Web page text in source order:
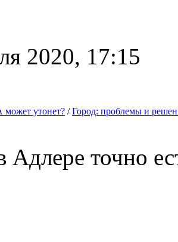
2020, 17:15
утонет? /Город: проблемы и
Адлере точно